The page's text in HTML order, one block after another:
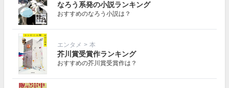
なろう系発の小説ランキング
おすすめのなろう小説は？
エンタメ > 本
芥川賞受賞作ランキング
おすすめの芥川賞受賞作は？